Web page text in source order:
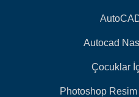
Autocad
Çocuklar
Photoshop